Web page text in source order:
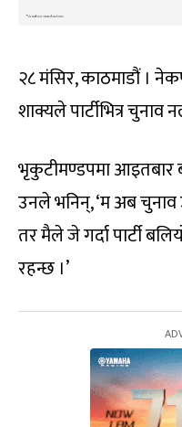
२८ मंसिर, काठमाडौं ।
शाक्यले पार्टीभित्र
भृकुटीमण्डपमा आइतबार
उनले भनिन्, ‘म अब चुनाव
तर मैले जे गर्दा पार्टी
रहन्छ ।’